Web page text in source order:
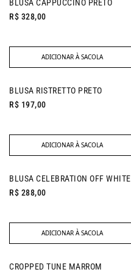
BLUSA CAPPUCCINO PRETO
R$ 328,00
ADICIONAR À SACOLA
BLUSA RISTRETTO PRETO
R$ 197,00
ADICIONAR À SACOLA
NEW IN
BLUSA CELEBRATION OFF WHITE
R$ 288,00
ADICIONAR À SACOLA
NEW IN
CROPPED TUNE MARROM